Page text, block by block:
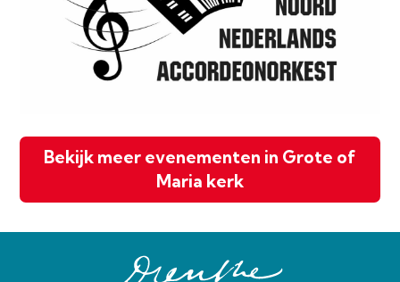
Bekijk meer evenementen in Grote of
Maria kerk